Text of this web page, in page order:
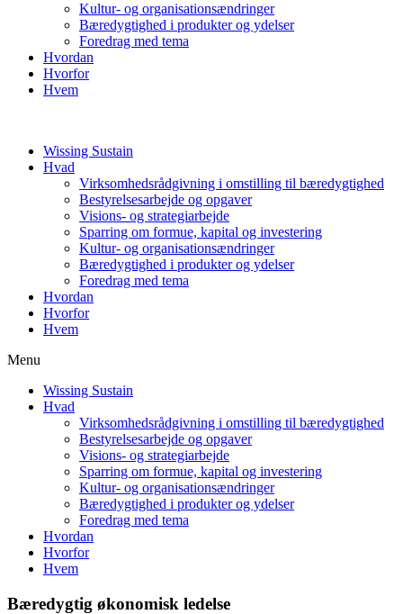
Kultur- og organisationsændringer
Bæredygtighed i produkter og ydelser
Foredrag med tema
Hvordan
Hvorfor
Hvem
Wissing Sustain
Hvad
Virksomhedsrådgivning i omstilling til bæredygtighed
Bestyrelsesarbejde og opgaver
Visions- og strategiarbejde
Sparring om formue, kapital og investering
Kultur- og organisationsændringer
Bæredygtighed i produkter og ydelser
Foredrag med tema
Hvordan
Hvorfor
Hvem
Menu
Wissing Sustain
Hvad
Virksomhedsrådgivning i omstilling til bæredygtighed
Bestyrelsesarbejde og opgaver
Visions- og strategiarbejde
Sparring om formue, kapital og investering
Kultur- og organisationsændringer
Bæredygtighed i produkter og ydelser
Foredrag med tema
Hvordan
Hvorfor
Hvem
Bæredygtig økonomisk ledelse